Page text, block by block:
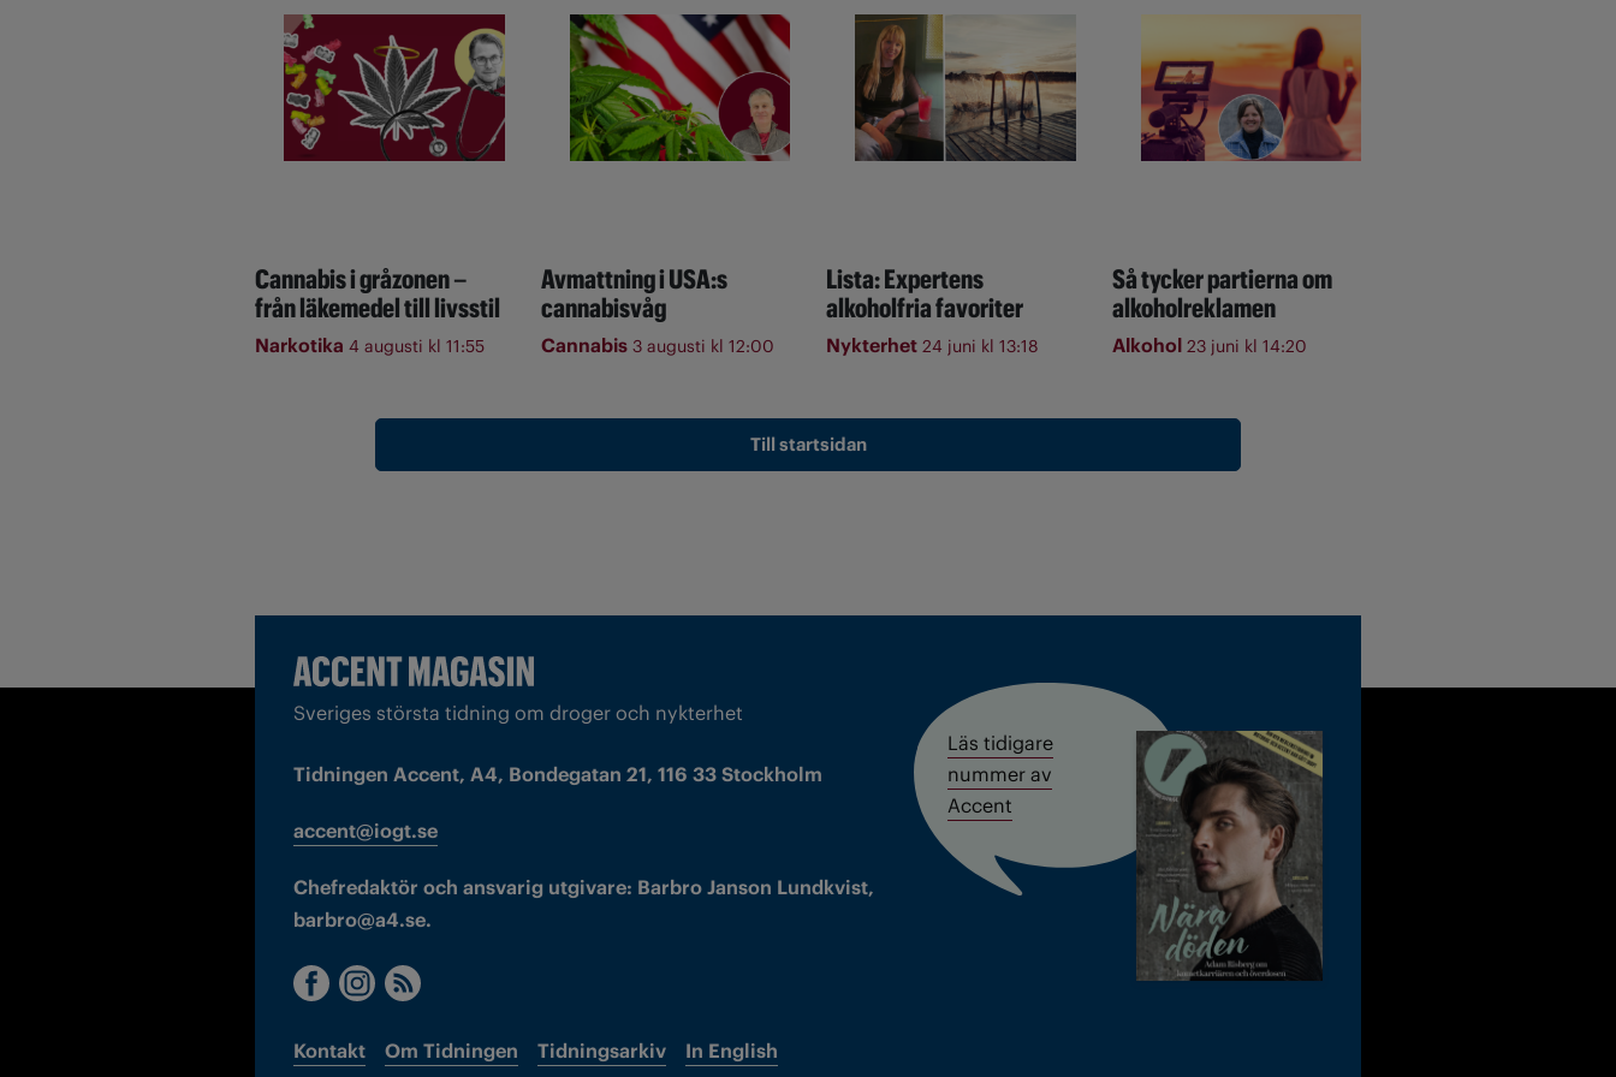
Cannabis i gråzonen –
från läkemedel till livsstil
Narkotika 4 augusti kl 11:55
Avmattning i USA:s
cannabisvåg
Cannabis 3 augusti kl 12:00
Lista: Expertens
alkoholfria favoriter
Nykterhet 24 juni kl 13:18
Så tycker partierna om
alkoholreklamen
Alkohol 23 juni kl 14:20
Till startsidan
Sveriges största tidning om droger och nykterhet
Tidningen Accent, A4, Bondegatan 21, 116 33 Stockholm
accent@iogt.se
Chefredaktör och ansvarig utgivare: Barbro Janson Lundkvist,
barbro@a4.se.
Kontakt Om Tidningen Tidningsarkiv In English
Läs tidigare
nummer av
Accent